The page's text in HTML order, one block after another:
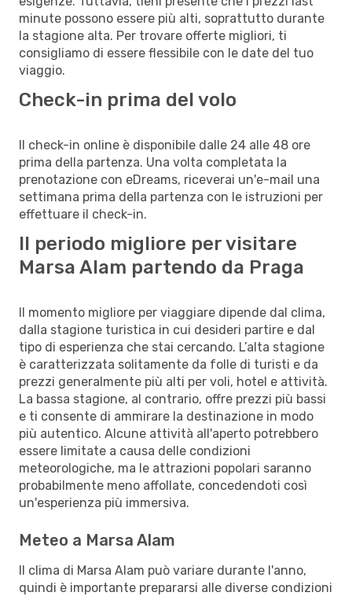
minute possono essere più alti, soprattutto durante
la stagione alta. Per trovare offerte migliori, ti
consigliamo di essere flessibile con le date del tuo
viaggio.
Check-in prima del volo
Il check-in online è disponibile dalle 24 alle 48 ore
prima della partenza. Una volta completata la
prenotazione con eDreams, riceverai un'e-mail una
settimana prima della partenza con le istruzioni per
effettuare il check-in.
Il periodo migliore per visitare
Marsa Alam partendo da Praga
Il momento migliore per viaggiare dipende dal clima,
dalla stagione turistica in cui desideri partire e dal
tipo di esperienza che stai cercando. L’alta stagione
è caratterizzata solitamente da folle di turisti e da
prezzi generalmente più alti per voli, hotel e attività.
La bassa stagione, al contrario, offre prezzi più bassi
e ti consente di ammirare la destinazione in modo
più autentico. Alcune attività all'aperto potrebbero
essere limitate a causa delle condizioni
meteorologiche, ma le attrazioni popolari saranno
probabilmente meno affollate, concedendoti così
un'esperienza più immersiva.
Meteo a Marsa Alam
Il clima di Marsa Alam può variare durante l'anno,
quindi è importante prepararsi alle diverse condizioni